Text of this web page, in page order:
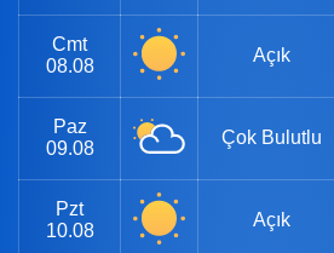
Cmt
08.08
Açık
Paz
09.08
Çok Bulutlu
Pzt
10.08
Açık